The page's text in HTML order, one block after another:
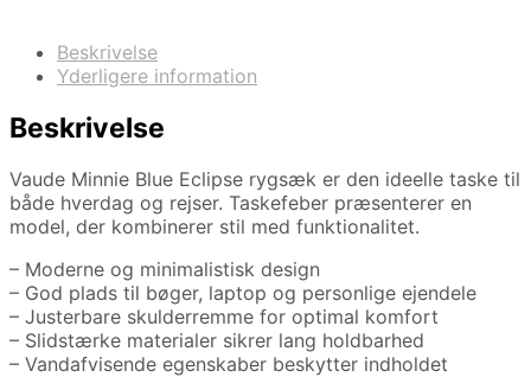
Beskrivelse
Yderligere information
Beskrivelse
Vaude Minnie Blue Eclipse rygsæk er den ideelle taske til
både hverdag og rejser. Taskefeber præsenterer en
model, der kombinerer stil med funktionalitet.
– Moderne og minimalistisk design
– God plads til bøger, laptop og personlige ejendele
– Justerbare skulderremme for optimal komfort
– Slidstærke materialer sikrer lang holdbarhed
– Vandafvisende egenskaber beskytter indholdet